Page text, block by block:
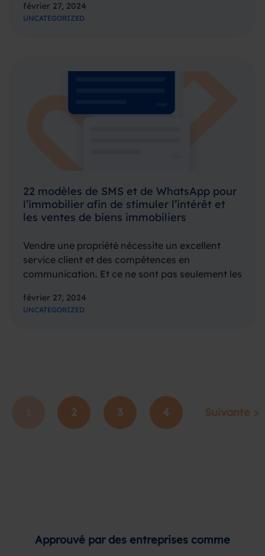
problèmes médicaux en ligne. Il est donc
février 27, 2024
UNCATEGORIZED
22 modèles de SMS et de WhatsApp pour
l’immobilier afin de stimuler l’intérêt et
les ventes de biens immobiliers
Vendre une propriété nécessite un excellent
service client et des compétences en
communication. Et ce ne sont pas seulement les
des canaux de communication est également
février 27, 2024
UNCATEGORIZED
2 3 4 Suivante >
Approuvé par des entreprises comme